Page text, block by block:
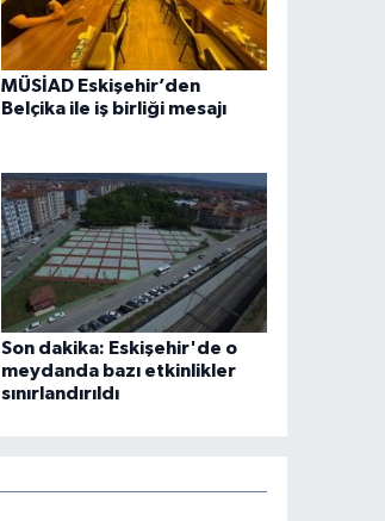
MÜSİAD Eskişehir’den
Belçika ile iş birliği mesajı
Son dakika: Eskişehir'de o
meydanda bazı etkinlikler
sınırlandırıldı